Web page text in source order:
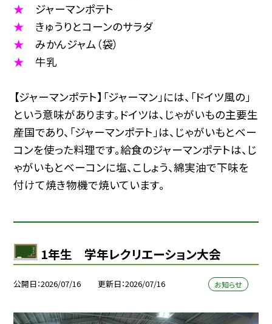
★ ジャーマンポテト
★ きゅうりとコーンのサラダ
★ みかんジャム（袋）
★ 牛乳
【ジャーマンポテト】「ジャーマン」には、「ドイツ風の」
という意味があります。ドイツは、じゃがいもの主要生
産国であり、「ジャーマンポテト」は、じゃがいもとベー
コンを使った料理です。給食のジャーマンポテトは、じ
ゃがいもとベーコンに塩、こしょう、綿実油で下味を
付けて焼き物機で焼いています。
1年生 学年レクリエーション大会
公開日 2026/07/16 更新日 2026/07/16 お知らせ